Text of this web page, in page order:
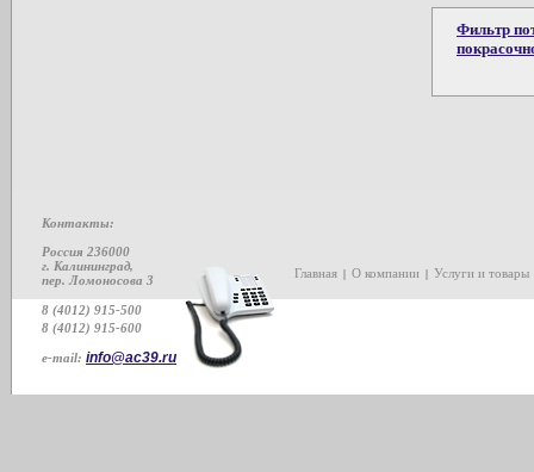
Фильтр
Контакты:
Россия 236000
г. Калининград,
пер. Ломоносова 3
8 (4012) 915-500
8 (4012) 915-600
e-mail: info@ac39.ru
Главная | О компании | Услуги и товары